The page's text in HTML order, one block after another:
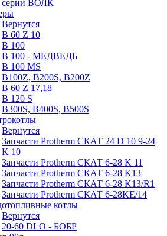
серии ВОЛК
Вернутся
B 60 Z 10
B 100
B 100 - МЕДВЕДЬ
B 100 MS
B100Z, B200S, B200Z
B 60 Z 17,18
B 120 S
B300S, B400S, B500S
Вернутся
Запчасти Protherm СКАТ 24 D 10 9-24
K 10
Запчасти Protherm СКАТ 6-28 K 11
Запчасти Protherm СКАТ 6-28 K13
Запчасти Protherm СКАТ 6-28 K13/R1
Запчасти Protherm СКАТ 6-28KE/14
котлы
Вернутся
20-60 DLO - БОБР